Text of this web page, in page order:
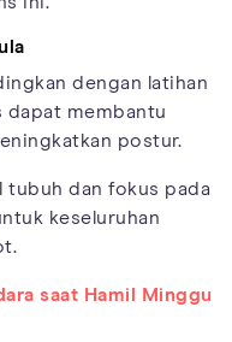
dengan latihan
dapat membantu
postur.
tubuh dan fokus pada
keseluruhan
saat Hamil Minggu